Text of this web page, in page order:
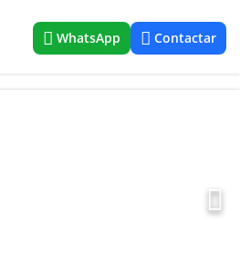
WhatsApp Contactar